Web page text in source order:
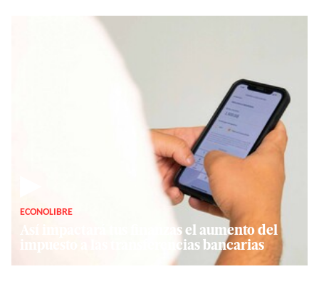
ECONOLIBRE
Así impactará tus finanzas el aumento del
impuesto a las transferencias bancarias